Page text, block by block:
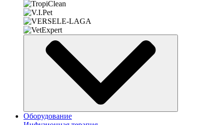
Оборудование